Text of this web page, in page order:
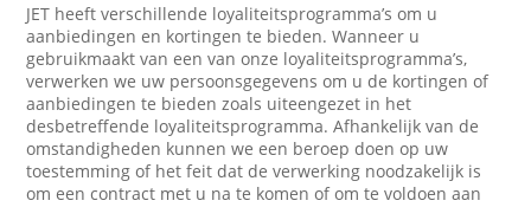
JET heeft verschillende loyaliteitsprogramma’s om u
aanbiedingen en kortingen te bieden. Wanneer u
gebruikmaakt van een van onze loyaliteitsprogramma’s,
verwerken we uw persoonsgegevens om u de kortingen of
aanbiedingen te bieden zoals uiteengezet in het
desbetreffende loyaliteitsprogramma. Afhankelijk van de
omstandigheden kunnen we een beroep doen op uw
toestemming of het feit dat de verwerking noodzakelijk is
om een contract met u na te komen of om te voldoen aan